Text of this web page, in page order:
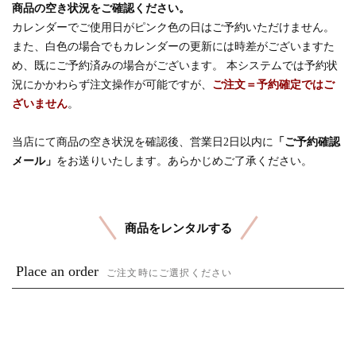
商品の空き状況をご確認ください。
カレンダーでご使用日がピンク色の日はご予約いただけません。
また、白色の場合でもカレンダーの更新には時差がございますた
め、既にご予約済みの場合がございます。 本システムでは予約状
況にかかわらず注文操作が可能ですが、 ご注文＝予約確定ではご
ざいません。
当店にて商品の空き状況を確認後、営業日2日以内に 「ご予約確認
メール」 をお送りいたします。あらかじめご了承ください。
商品をレンタルする
Place an order ご注文時にご選択ください